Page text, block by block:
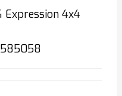
Expression 4x4